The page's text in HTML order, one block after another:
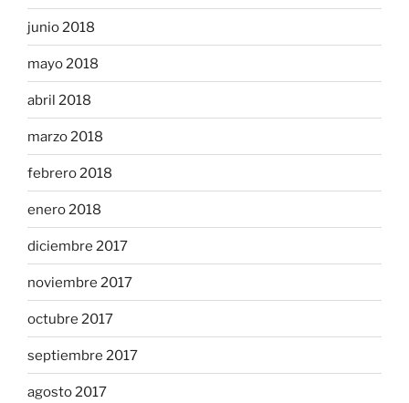
junio 2018
mayo 2018
abril 2018
marzo 2018
febrero 2018
enero 2018
diciembre 2017
noviembre 2017
octubre 2017
septiembre 2017
agosto 2017